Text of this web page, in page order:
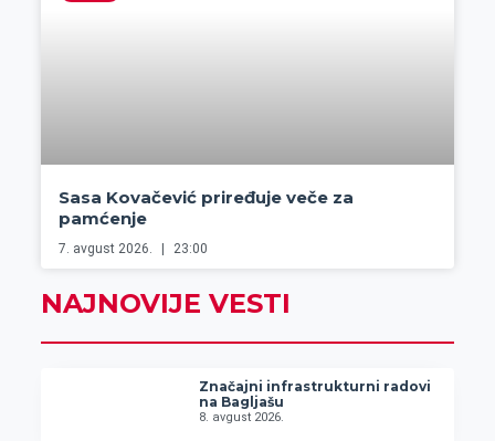
Sasa Kovačević priređuje veče za
pamćenje
7. avgust 2026. 23:00
NAJNOVIJE VESTI
Značajni infrastrukturni radovi
na Bagljašu
8. avgust 2026.